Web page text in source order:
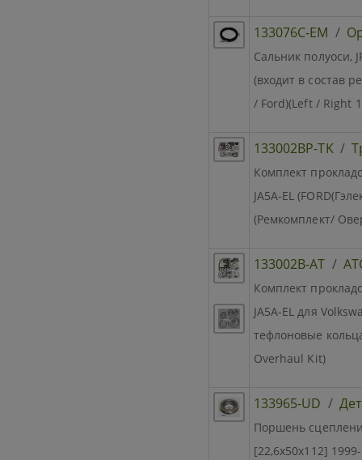
133076C-EM /
Сальник полуоси,
(входит в состав
/ Ford)(Left / Right
133002BP-TK /
Комплект
JA5A-EL
(Ремкомплект/
133002B-AT /
Комплект
JA5A-EL для
тефлоновые
Overhaul Kit)
133965-UD /
Поршень
[22,6x50x112]